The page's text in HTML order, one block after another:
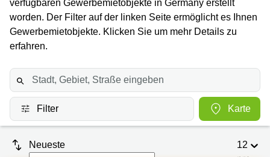
mieten
Business
center
Seminarraum
Virtuelles
Büro
mieten
Geschäftsadresse
Geschäftsadresse
mieten
Düsseldorf
Stuttgart
Büro
Regus
Dortmund
Ruhrallee
Dortmund
Office Club
Ballindamm
3
Rahel-
Hirsch-
Straße
Büro vermieten
Log-in
verfügbaren Gewerbemietobjekte in Germany erstellt
worden. Der Filter auf der linken Seite ermöglicht es Ihnen
Gewerbemietobjekte. Klicken Sie um mehr Details zu
erfahren.
Filter Karte
Neueste
12